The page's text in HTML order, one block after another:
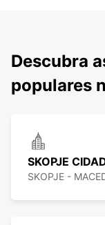
Descubra
populares
SKOPJE
SKOPJE -